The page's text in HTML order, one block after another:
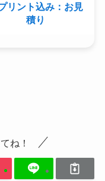
リント込み：お見
積り
ね！